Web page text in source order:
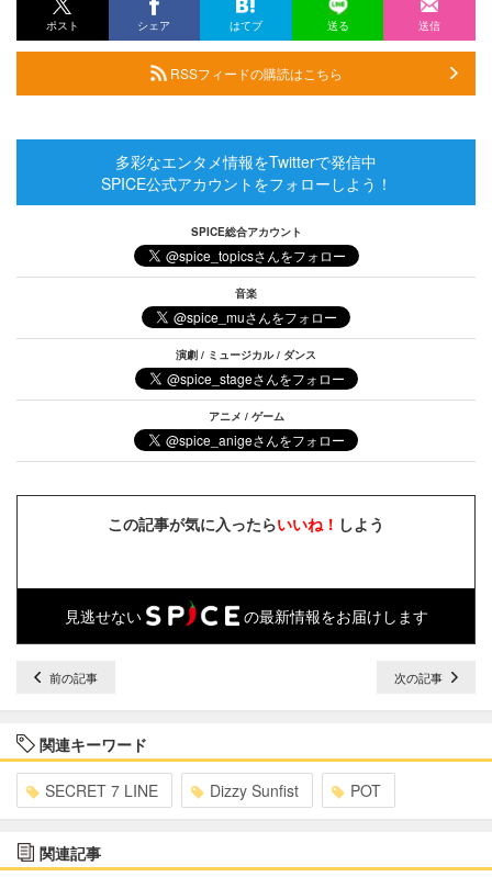
ポスト シェア はてブ 送る 送信
RSSフィードの購読はこちら
多彩なエンタメ情報をTwitterで発信中
SPICE公式アカウントをフォローしよう！
SPICE総合アカウント
音楽
演劇 / ミュージカル / ダンス
アニメ / ゲーム
この記事が気に入ったらいいね！ しよう
見逃せない の最新情報をお届けします
前の記事 次の記事
関連キーワード
SECRET 7 LINE Dizzy Sunfist POT
関連記事